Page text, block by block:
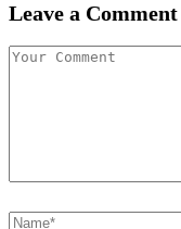
Leave a Comment